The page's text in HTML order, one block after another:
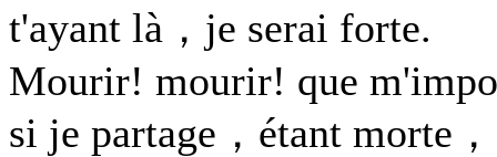
t'ayant là，je serai forte.
Mourir! mourir! que
si je partage，étant morte，